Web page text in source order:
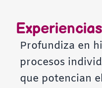
Experiencias
Profundiza en
procesos
que potencian